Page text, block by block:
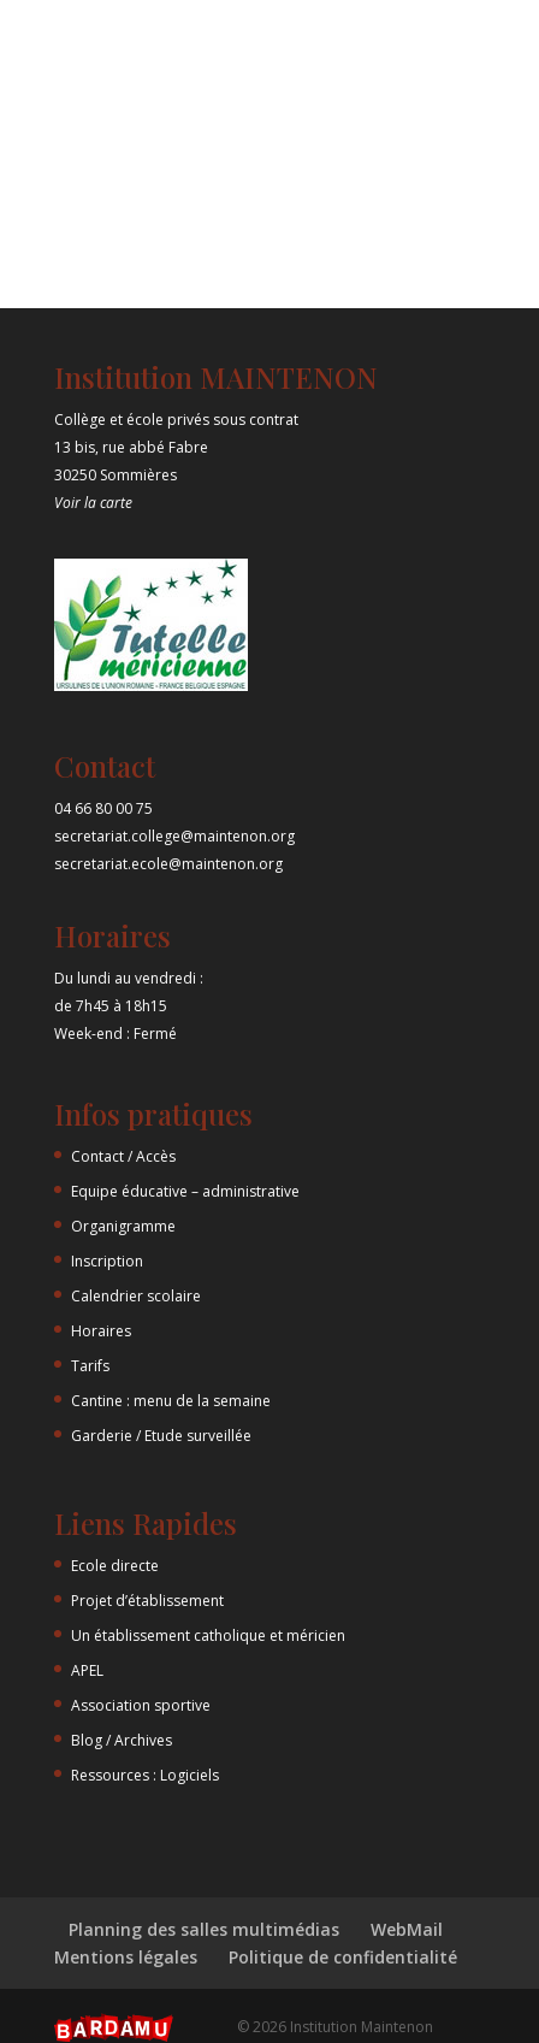
Institution MAINTENON
Collège et école privés sous contrat
13 bis, rue abbé Fabre
30250 Sommières
Voir la carte
Contact
04 66 80 00 75
secretariat.college@maintenon.org
secretariat.ecole@maintenon.org
Horaires
Du lundi au vendredi :
de 7h45 à 18h15
Week-end : Fermé
Infos pratiques
Contact / Accès
Equipe éducative – administrative
Organigramme
Inscription
Calendrier scolaire
Horaires
Tarifs
Cantine : menu de la semaine
Garderie / Etude surveillée
Liens Rapides
Ecole directe
Projet d’établissement
Un établissement catholique et méricien
APEL
Association sportive
Blog / Archives
Ressources : Logiciels
Planning des salles multimédias
WebMail
Mentions légales
Politique de confidentialité
© 2026 Institution Maintenon